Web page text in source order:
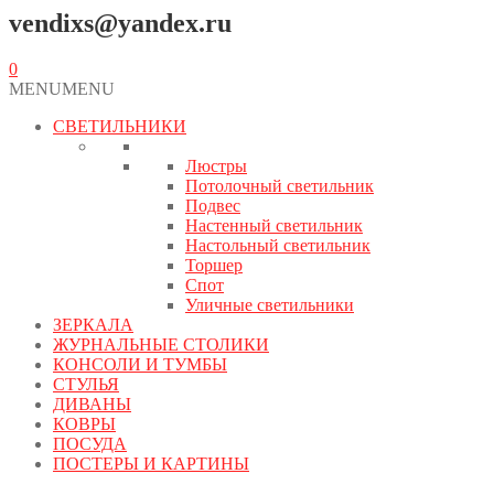
vendixs@yandex.ru
0
MENUMENU
СВЕТИЛЬНИКИ
Люстры
Потолочный светильник
Подвес
Настенный светильник
Настольный светильник
Торшер
Спот
Уличные светильники
ЗЕРКАЛА
ЖУРНАЛЬНЫЕ СТОЛИКИ
КОНСОЛИ И ТУМБЫ
СТУЛЬЯ
ДИВАНЫ
КОВРЫ
ПОСУДА
ПОСТЕРЫ И КАРТИНЫ